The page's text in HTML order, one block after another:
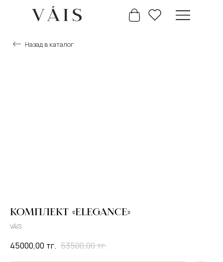
Назад в каталог
КОМПЛЕКТ «ELEGANCE»
VÁIS
45000,00 тг. 53500,00тг.